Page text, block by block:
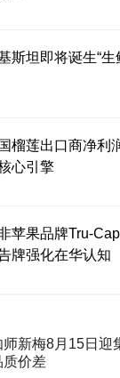
斯坦即将诞生“
榴莲出口商净利
心引擎
苹果品牌Tru-
牌强化在华认知
新梅8月15日迎集中采收
质价差